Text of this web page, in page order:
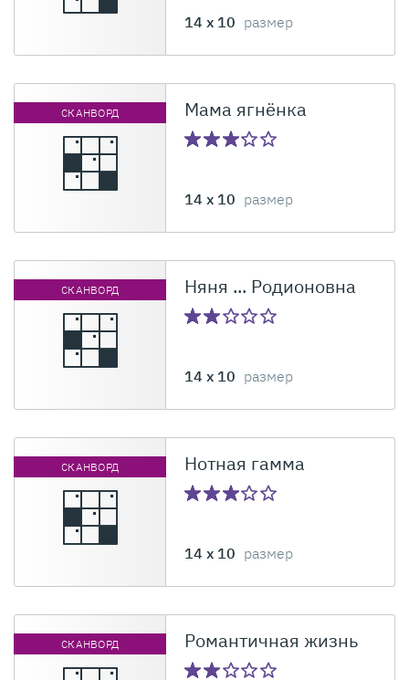
14 x 10 размер
СКАНВОРД Мама ягнёнка
14 x 10 размер
СКАНВОРД Няня ... Родионовна
14 x 10 размер
СКАНВОРД Нотная гамма
14 x 10 размер
СКАНВОРД Романтичная жизнь